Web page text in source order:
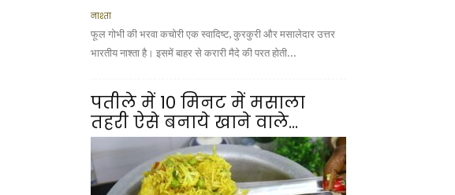
नाश्ता
फूल गोभी की भरवा कचोरी एक स्वादिष्ट, कुरकुरी और मसालेदार उत्तर
भारतीय नाश्ता है। इसमें बाहर से करारी मैदे की परत होती...
पतीले में 10 मिनट में मसाला
तहरी ऐसे बनाये खाने वाले...